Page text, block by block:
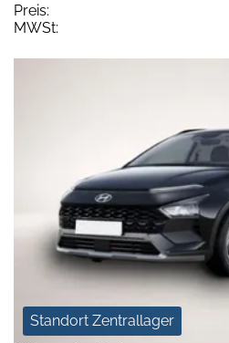
Preis:
MWSt:
Standort Zentrallager